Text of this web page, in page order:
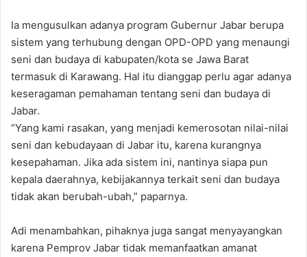
Ia mengusulkan adanya program Gubernur Jabar berupa
sistem yang terhubung dengan OPD-OPD yang menaungi
seni dan budaya di kabupaten/kota se Jawa Barat
termasuk di Karawang. Hal itu dianggap perlu agar adanya
keseragaman pemahaman tentang seni dan budaya di
Jabar.
“Yang kami rasakan, yang menjadi kemerosotan nilai-nilai
seni dan kebudayaan di Jabar itu, karena kurangnya
kesepahaman. Jika ada sistem ini, nantinya siapa pun
kepala daerahnya, kebijakannya terkait seni dan budaya
tidak akan berubah-ubah,” paparnya.
Adi menambahkan, pihaknya juga sangat menyayangkan
karena Pemprov Jabar tidak memanfaatkan amanat